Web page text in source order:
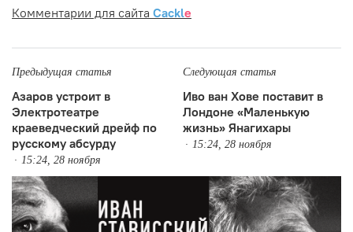
Комментарии для сайта Cackle
Предыдущая статья
Азаров устроит в
Электротеатре
краеведческий дрейф по
русскому абсурду
15:24, 28 ноября
Следующая статья
Иво ван Хове поставит в
Лондоне «Маленькую
жизнь» Янагихары
15:24, 28 ноября